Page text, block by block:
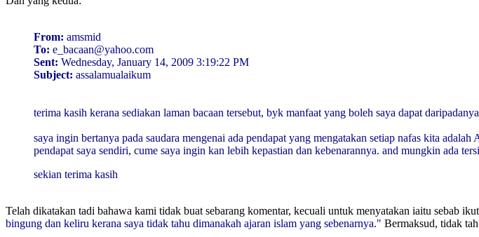
From: amsmid
To: e_bacaan@yahoo.com
Sent: Wednesday, January 14, 2009 3:19:22 PM
Subject: assalamualaikum
terima kasih kerana sediakan laman bacaan tersebut, byk manfaat yang boleh saya dapat
saya ingin bertanya pada saudara mengenai ada pendapat yang mengatakan setiap nafas kita
pendapat saya sendiri, cume saya ingin kan lebih kepastian dan kebenarannya. and mungkin ada
sekian terima kasih
Telah dikatakan tadi bahawa kami tidak buat sebarang komentar, kecuali untuk menyatakan iaitu sebab
bingung dan keliru kerana saya tidak tahu dimanakah ajaran islam yang sebenarnya." Bermaksud, tidak